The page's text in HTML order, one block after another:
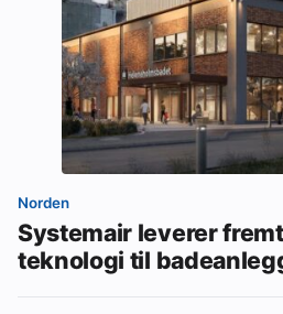
Norden
Systemair leverer
teknologi til